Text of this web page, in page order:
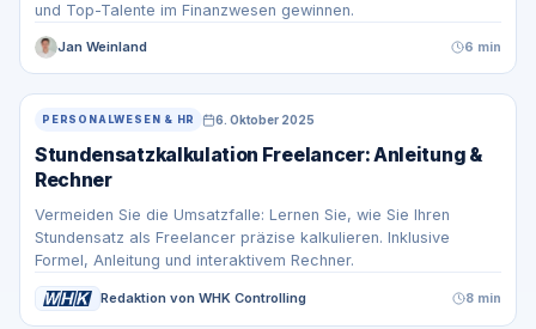
und Top-Talente im Finanzwesen gewinnen.
Jan Weinland 6 min
PERSONALWESEN & HR 6. Oktober 2025
Stundensatzkalkulation Freelancer: Anleitung &
Rechner
Vermeiden Sie die Umsatzfalle: Lernen Sie, wie Sie Ihren
Stundensatz als Freelancer präzise kalkulieren. Inklusive
Formel, Anleitung und interaktivem Rechner.
Redaktion von WHK Controlling 8 min